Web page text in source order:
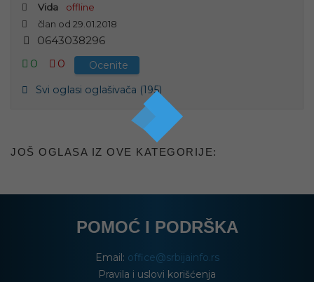
Vida
offline
član od 29.01.2018
0643038296
0
0
Ocenite
Svi oglasi oglašivača (195)
JOŠ OGLASA IZ OVE KATEGORIJE:
POMOĆ I PODRŠKA
Email: office@srbijainfo.rs
Pravila i uslovi korišćenja